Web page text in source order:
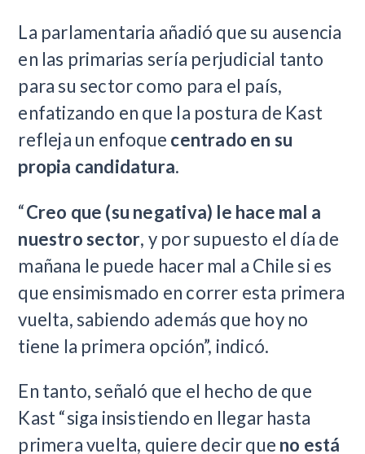
La parlamentaria añadió que su ausencia
en las primarias sería perjudicial tanto
para su sector como para el país,
enfatizando en que la postura de Kast
refleja un enfoque centrado en su
propia candidatura.
“Creo que (su negativa) le hace mal a
nuestro sector, y por supuesto el día de
mañana le puede hacer mal a Chile si es
que ensimismado en correr esta primera
vuelta, sabiendo además que hoy no
tiene la primera opción”, indicó.
En tanto, señaló que el hecho de que
Kast “siga insistiendo en llegar hasta
primera vuelta, quiere decir que no está